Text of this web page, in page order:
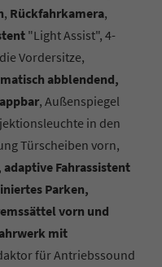
, Rückfahrkamera,
"Light Assist", 4-
Vordersitze,
abblendend,
, Außenspiegel
in den
Türscheiben vorn,
Fahrassistent
Parken,
vorn und
mit
für Antriebssound